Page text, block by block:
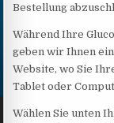
Bestellung
Während Ihre
geben wir Ihnen
Website, wo Sie
Tablet oder
Wählen Sie unten